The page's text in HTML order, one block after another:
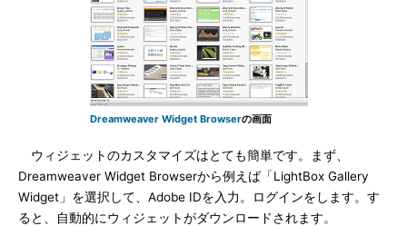
Dreamweaver Widget Browserの画面
ウィジェットのカスタマイズはとても簡単です。まず、
Dreamweaver Widget Browserから例えば「LightBox Gallery
Widget」を選択して、Adobe IDを入力。ログインをします。す
ると、自動的にウィジェットがダウンロードされます。